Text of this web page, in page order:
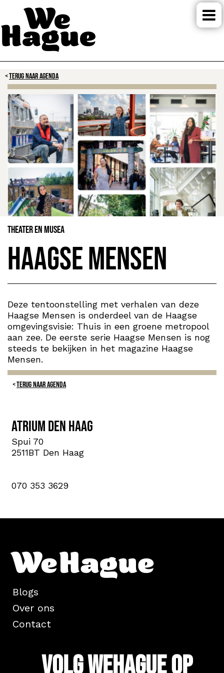
TERUG NAAR AGENDA
Theater en Musea
Haagse Mensen
Deze tentoonstelling met verhalen van deze
Haagse Mensen is onderdeel van de Haagse
omgevingsvisie: Thuis in een groene metropool
aan zee. De eerste serie Haagse Mensen is nog
steeds te bekijken in het magazine Haagse
Mensen.
TERUG NAAR AGENDA
Atrium Den Haag
Spui 70
2511BT Den Haag
070 353 3629
Blogs
Over ons
Contact
Volg WeHague op